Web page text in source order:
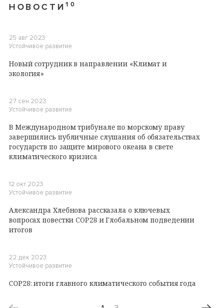
НОВОСТИ10
25 авг 2023
Устойчивое развитие
Новый сотрудник в направлении «Климат и
экология»
27 сен 2023
Устойчивое развитие
В Международном трибунале по морскому праву
завершились публичные слушания об обязательствах
государств по защите мирового океана в свете
климатического кризиса
12 окт 2023
Устойчивое развитие
Александра Хлебнова рассказала о ключевых
вопросах повестки COP28 и Глобальном подведении
итогов
22 дек 2023
Устойчивое развитие
СОР28: итоги главного климатического события года